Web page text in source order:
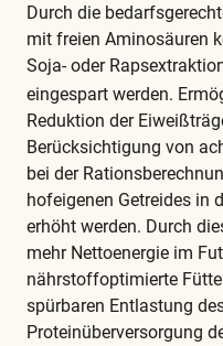
Sie
in
Durch die
mit freien Aminosäuren
Soja- oder
eingespart werden.
Reduktion der
Berücksichtigung von
bei der
hofeigenen Getreides in
erhöht werden. Durch
mehr Nettoenergie im
nährstoffoptimierte
spürbaren Entlastung
Proteinüberversorgung